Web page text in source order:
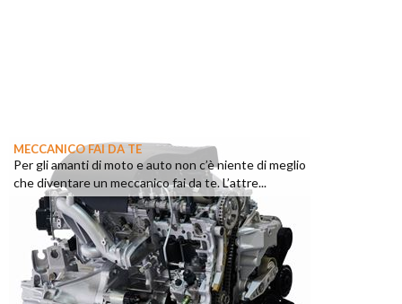
MECCANICO FAI DA TE
Per gli amanti di moto e auto non c’è niente di meglio
che diventare un meccanico fai da te. L’attre...